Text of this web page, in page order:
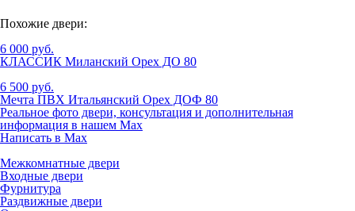
Похожие двери:
6 000 руб.
КЛАССИК Миланский Орех ДО 80
6 500 руб.
Мечта ПВХ Итальянский Орех ДОФ 80
Реальное фото двери, консультация и дополнительная
информация в нашем Max
Написать в Max
Межкомнатные двери
Входные двери
Фурнитура
Раздвижные двери